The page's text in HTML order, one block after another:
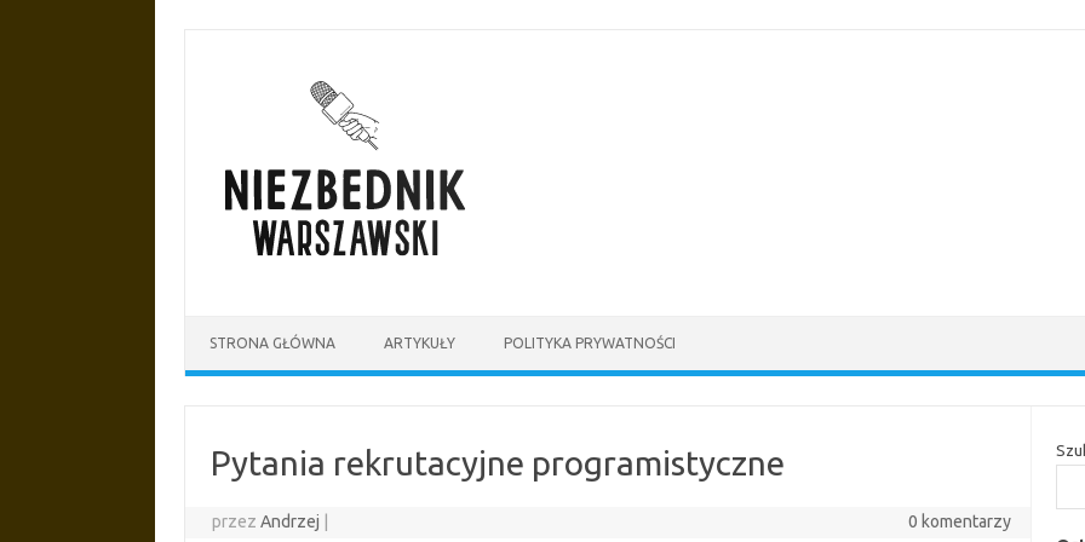
STRONA GŁÓWNA ARTYKUŁY POLITYKA PRYWATNOŚCI
Pytania rekrutacyjne programistyczne
przezAndrzej 0 komentarzy